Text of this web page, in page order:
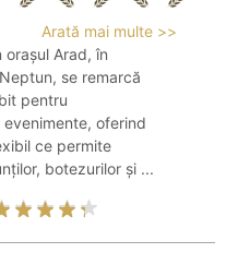
Arată mai multe >>
Arad, în
se remarcă
pentru
oferind
ce permite
botezurilor și ...